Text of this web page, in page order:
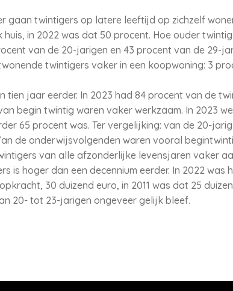
gaan twintigers op latere leeftijd op zichzelf
in 2022 was dat 50 procent. Hoe ouder
van de 20-jarigen en 43 procent van de 29-
twintigers vaker in een koopwoning: 3
tien jaar eerder. In 2023 had 84 procent van de
begin twintig waren vaker werkzaam. In 2023
65 procent was. Ter vergelijking: van de 20-
de onderwijsvolgenden waren vooral
van alle afzonderlijke levensjaren vaker
is hoger dan een decennium eerder. In 2022 was
30 duizend euro, in 2011 was dat 25
20- tot 23-jarigen ongeveer gelijk bleef.